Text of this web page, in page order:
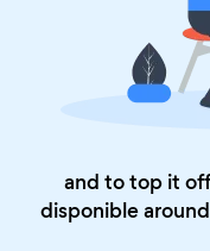
and to top it
disponible